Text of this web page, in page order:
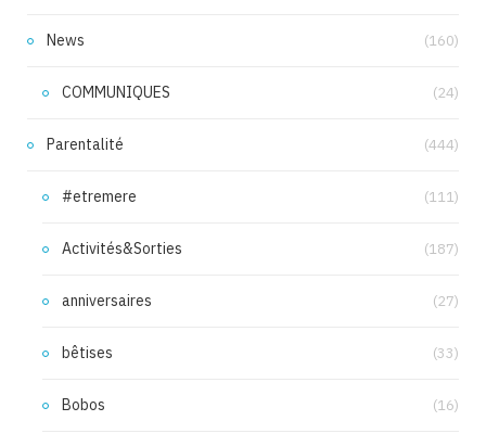
News (160)
COMMUNIQUES (24)
Parentalité (444)
#etremere (111)
Activités&Sorties (187)
anniversaires (27)
bêtises (33)
Bobos (16)